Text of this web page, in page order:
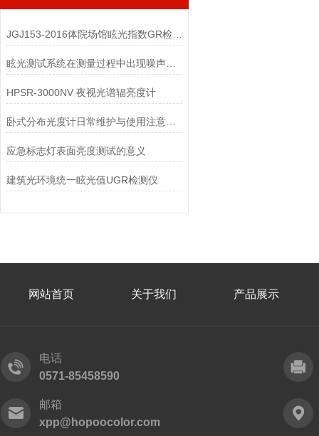
眩光测试系统在测量过程中出现噪声或干扰该如何处理？
HPSR-3000NV 夜视光谱辐亮度计
卧式分布光度计日常维护与使用注意事项指南
应急标志灯表面亮度测试的意义
建筑光环境统一眩光值UGR检测仪
网站首页 关于我们 产品展示
电话
0571-85458590
邮箱
xpp@hopoocolor.com